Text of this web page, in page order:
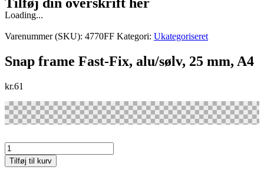
Loading...
Varenummer (SKU): 4770FF Kategori: Ukategoriseret
Snap frame Fast-Fix, alu/sølv, 25 mm, A4
kr.61
Snap
frame
Fast-
Tilføj til kurv